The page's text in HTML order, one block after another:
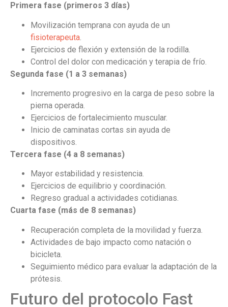
Primera fase (primeros 3 días)
Movilización temprana con ayuda de un
fisioterapeuta
Ejercicios de flexión y extensión de la rodilla.
Control del dolor con medicación y terapia de frío.
Segunda fase (1 a 3 semanas)
Incremento progresivo en la carga de peso sobre la
pierna operada.
Ejercicios de fortalecimiento muscular.
Inicio de caminatas cortas sin ayuda de
dispositivos.
Tercera fase (4 a 8 semanas)
Mayor estabilidad y resistencia.
Ejercicios de equilibrio y coordinación.
Regreso gradual a actividades cotidianas.
Cuarta fase (más de 8 semanas)
Recuperación completa de la movilidad y fuerza.
Actividades de bajo impacto como natación o
bicicleta.
Seguimiento médico para evaluar la adaptación de la
prótesis.
Futuro del protocolo Fast